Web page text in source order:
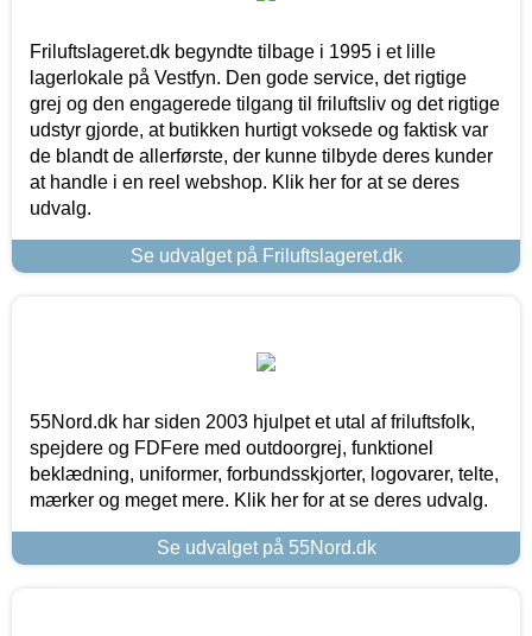
Friluftslageret.dk begyndte tilbage i 1995 i et lille
lagerlokale på Vestfyn. Den gode service, det rigtige
grej og den engagerede tilgang til friluftsliv og det rigtige
udstyr gjorde, at butikken hurtigt voksede og faktisk var
de blandt de allerførste, der kunne tilbyde deres kunder
at handle i en reel webshop. Klik her for at se deres
udvalg.
Se udvalget på Friluftslageret.dk
55Nord.dk har siden 2003 hjulpet et utal af friluftsfolk,
spejdere og FDFere med outdoorgrej, funktionel
beklædning, uniformer, forbundsskjorter, logovarer, telte,
mærker og meget mere. Klik her for at se deres udvalg.
Se udvalget på 55Nord.dk